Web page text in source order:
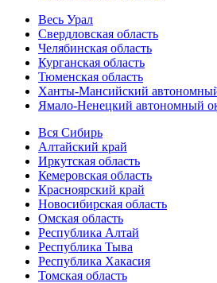
Весь Урал
Свердловская область
Челябинская область
Курганская область
Тюменская область
Ханты-Мансийский
Ямало-Ненецкий автономный
Вся Сибирь
Алтайский край
Иркутская область
Кемеровская область
Красноярский край
Новосибирская область
Омская область
Республика Алтай
Республика Тыва
Республика Хакасия
Томская область